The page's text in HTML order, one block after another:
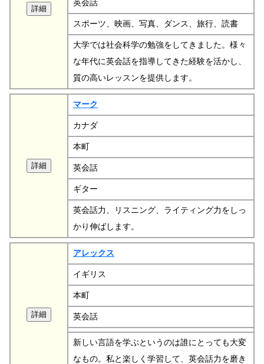
英会話
スポーツ、映画、写真、ダンス、旅行、読書
大学では社会科学の勉強をしてきました。様々
な年代に英会話を指導してきた経験を活かし、
質の高いレッスンを提供します。
マーク
カナダ
本町
英会話
ギター
英会話力、リスニング、ライティング力をしっ
かり伸ばします。
アレックス
イギリス
本町
英会話
新しい言語を学ぶというのは誰にとっても大変
なもの。私と楽しく学習して、英会話力を磨き